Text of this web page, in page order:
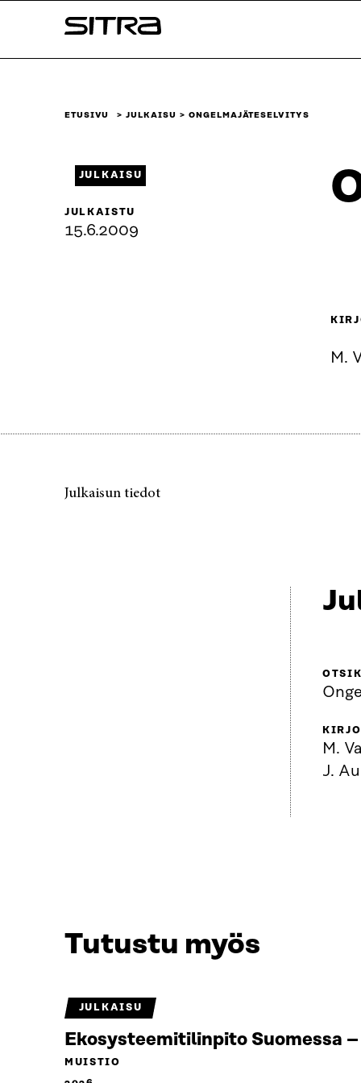
sisältöön
Sitra
ETUSIVU JULKAISU ONGELMAJÄTESELVITYS
JULKAISU
JULKAISTU
15.6.2009
M.
Julkaisun tiedot
M.
J.
Tutustu myös
JULKAISU
Ekosysteemitilinpito Suomessa
MUISTIO